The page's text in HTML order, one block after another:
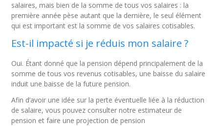
salaires, mais bien de la somme de tous vos salaires : la
première année pèse autant que la dernière, le seul élément
qui est important est la somme de vos salaires cotisables.
Est-il impacté si je réduis mon salaire ?
Oui. Étant donné que la pension dépend principalement de la
somme de tous vos revenus cotisables, une baisse du salaire
induit une baisse de la future pension.
Afin d’avoir une idée sur la perte éventuelle liée à la réduction
de salaire, vous pouvez consulter notre estimateur de
pension et faire une projection de pension